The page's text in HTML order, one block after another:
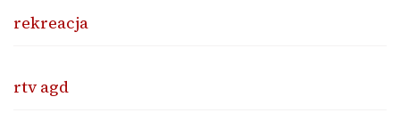
rekreacja
rtv agd